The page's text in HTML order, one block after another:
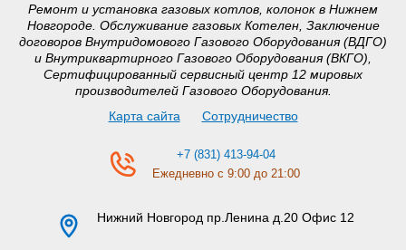
Ремонт и установка газовых котлов, колонок в Нижнем
Новгороде. Обслуживание газовых Котелен, Заключение
договоров Внутридомового Газового Оборудования (ВДГО)
и Внутриквартирного Газового Оборудования (ВКГО),
Сертифицированный сервисный центр 12 мировых
производителей Газового Оборудования.
Карта сайта
Сотрудничество
+7 (831) 413-94-04
Ежедневно с 9:00 до 21:00
Нижний Новгород пр.Ленина д.20 Офис 12